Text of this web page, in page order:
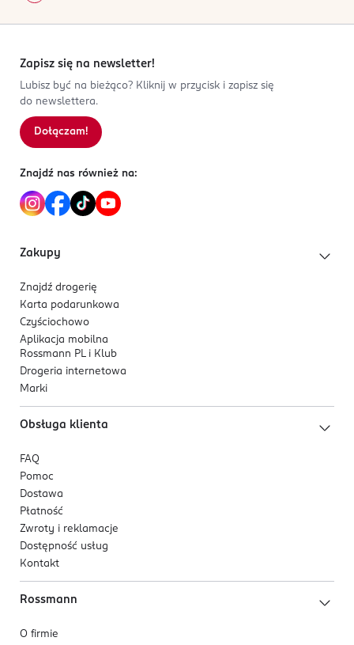
Zapisz się na newsletter!
Lubisz być na bieżąco? Kliknij w przycisk i zapisz się
do newslettera.
Dołączam!
Znajdź nas również na:
Zakupy
Znajdź drogerię
Karta podarunkowa
Czyściochowo
Aplikacja mobilna
Rossmann PL i Klub
Drogeria internetowa
Marki
Obsługa klienta
FAQ
Pomoc
Dostawa
Płatność
Zwroty i reklamacje
Dostępność usług
Kontakt
Rossmann
O firmie